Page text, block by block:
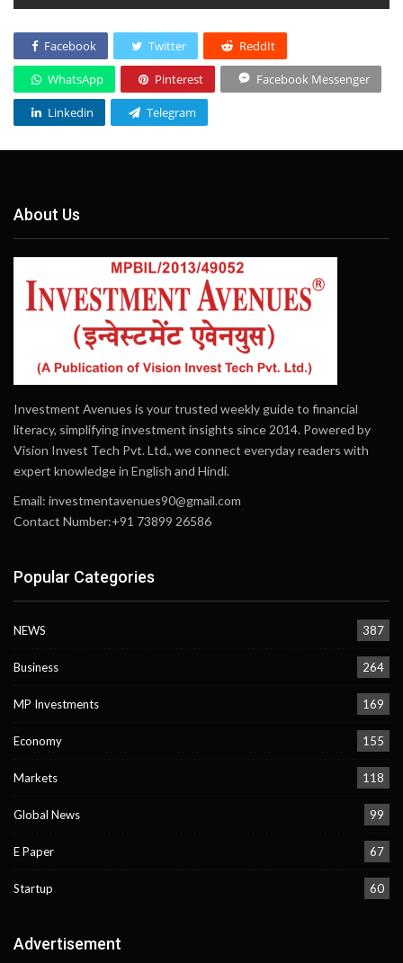
Facebook Twitter ReddIt
WhatsApp Pinterest Facebook Messenger
Linkedin Telegram
About Us
Investment Avenues is your trusted weekly guide to financial
literacy, simplifying investment insights since 2014. Powered by
Vision Invest Tech Pvt. Ltd., we connect everyday readers with
expert knowledge in English and Hindi.
Email: investmentavenues90@gmail.com
Contact Number:+91 73899 26586
Popular Categories
NEWS 387
Business 264
MP Investments 169
Economy 155
Markets 118
Global News 99
E Paper 67
Startup 60
Advertisement